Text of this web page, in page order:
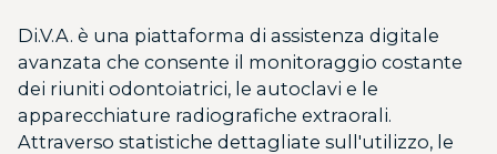
Di.V.A. è una piattaforma di assistenza digitale
avanzata che consente il monitoraggio costante
dei riuniti odontoiatrici, le autoclavi e le
apparecchiature radiografiche extraorali.
Attraverso statistiche dettagliate sull'utilizzo, le